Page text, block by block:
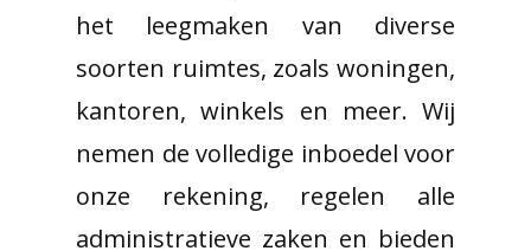
het leegmaken van diverse
soorten ruimtes, zoals woningen,
kantoren, winkels en meer. Wij
nemen de volledige inboedel voor
onze rekening, regelen alle
administratieve zaken en bieden